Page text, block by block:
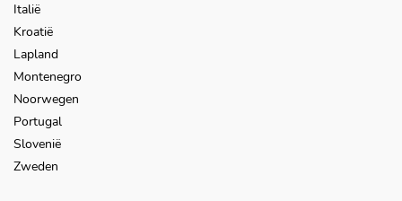
Italië
Kroatië
Lapland
Montenegro
Noorwegen
Portugal
Slovenië
Zweden